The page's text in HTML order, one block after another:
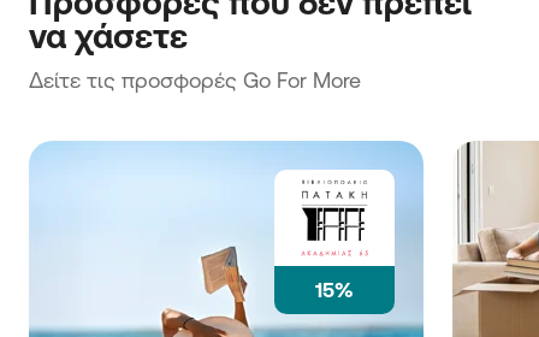
να χάσετε
Δείτε τις προσφορές Go For More
15%